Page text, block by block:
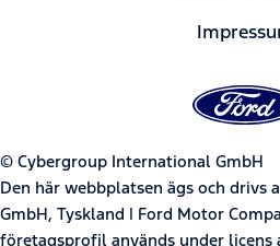
© Cybergroup International GmbH
Den här webbplatsen ägs och drivs
GmbH, Tyskland | Ford Motor
företagsprofil används under licens